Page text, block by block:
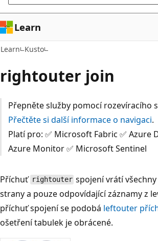
Learn
Learn Kusto
rightouter join
Přepněte služby pomocí rozevíracího
Přečtěte si další informace o navigaci.
Platí pro: ✅ Microsoft Fabric ✅ Azure
Azure Monitor ✅ Microsoft Sentinel
Příchuť rightouter spojení vrátí
strany a pouze odpovídající záznamy z
příchuť spojení se podobá leftouter
ošetření tabulek je obrácené.